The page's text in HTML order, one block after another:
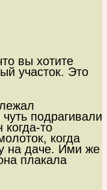
вы хотите
участок. Это
подрагивали
то
когда
на даче. Ими же
плакала